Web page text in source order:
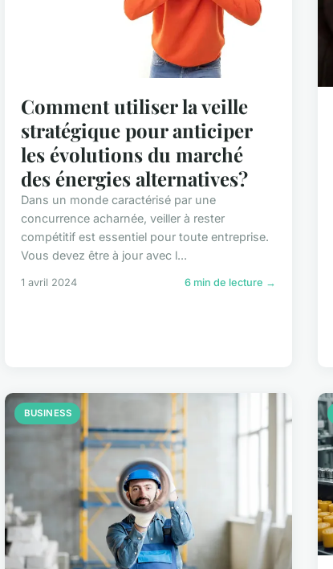
Comment utiliser la veille
stratégique pour anticiper
les évolutions du marché
des énergies alternatives?
Dans un monde caractérisé par une
concurrence acharnée, veiller à rester
compétitif est essentiel pour toute entreprise.
Vous devez être à jour avec l...
1 avril 2024 6 min de lecture →
BUSINESS